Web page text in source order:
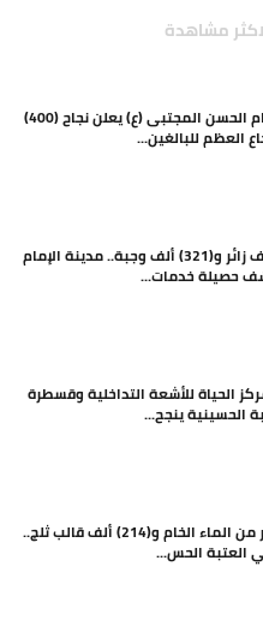
مشاهدة
مستشفى الإمام الحسن المجتبى (ع) يعلن نجاح (400)
العظم للبالغين...
أكثر من (45) ألف زائر و(321) ألف وجبة.. مدينة الإمام
حصيلة خدمات...
الحياة للأشعة التداخلية وقسطرة
الحسينية ينجح...
(408) ملايين لتر من الماء الخام و(214) ألف قالب ثلج..
العتبة الحس...